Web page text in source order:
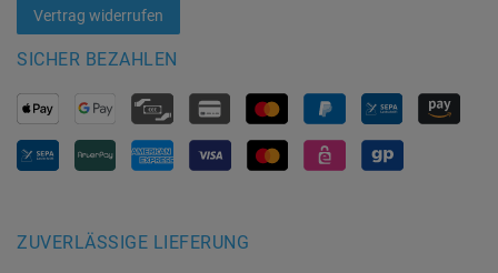
Vertrag widerrufen
SICHER BEZAHLEN
ZUVERLÄSSIGE LIEFERUNG